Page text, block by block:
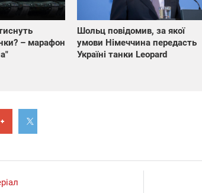
– марафон
Шольц повідомив, за якої
умови Німеччина передасть
Україні танки Leopard